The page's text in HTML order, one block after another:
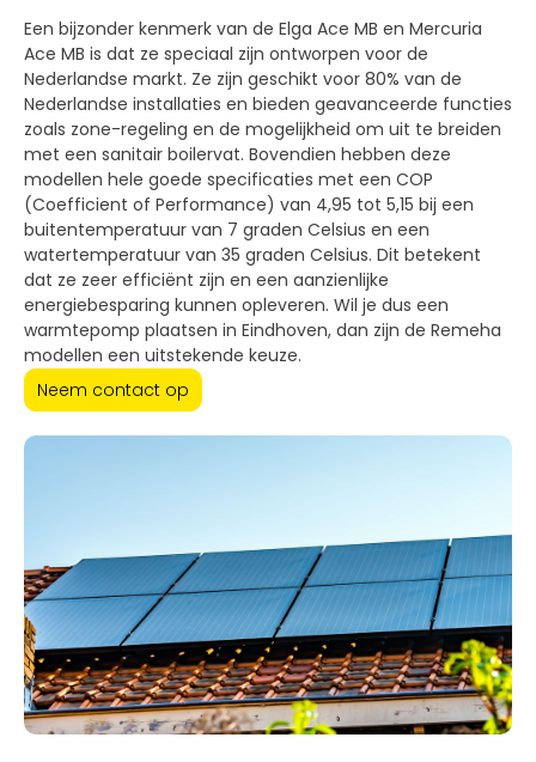
Een bijzonder kenmerk van de Elga Ace MB en Mercuria
Ace MB is dat ze speciaal zijn ontworpen voor de
Nederlandse markt. Ze zijn geschikt voor 80% van de
Nederlandse installaties en bieden geavanceerde functies
zoals zone-regeling en de mogelijkheid om uit te breiden
met een sanitair boilervat. Bovendien hebben deze
modellen hele goede specificaties met een COP
(Coefficient of Performance) van 4,95 tot 5,15 bij een
buitentemperatuur van 7 graden Celsius en een
watertemperatuur van 35 graden Celsius. Dit betekent
dat ze zeer efficiënt zijn en een aanzienlijke
energiebesparing kunnen opleveren. Wil je dus een
warmtepomp plaatsen in Eindhoven, dan zijn de Remeha
modellen een uitstekende keuze.
Neem contact op